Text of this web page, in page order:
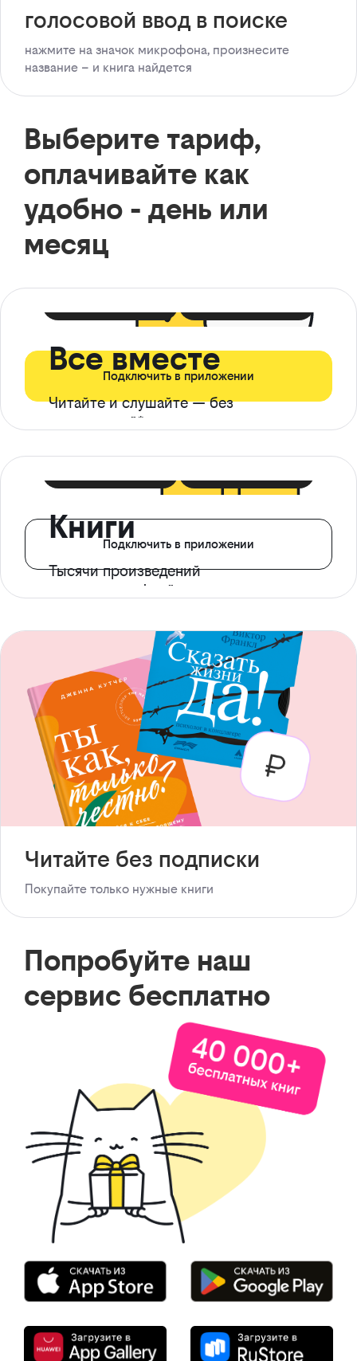
голосовой ввод в поиске
нажмите на значок микрофона, произнесите
название – и книга найдется
Выберите тариф,
оплачивайте как
удобно - день или
месяц
Все вместе
Читайте и слушайте — без
ограничений*
Подключить в приложении
Книги
Тысячи произведений
с доступом офлайн
Подключить в приложении
Читайте без подписки
Покупайте только нужные книги
Попробуйте наш
сервис бесплатно